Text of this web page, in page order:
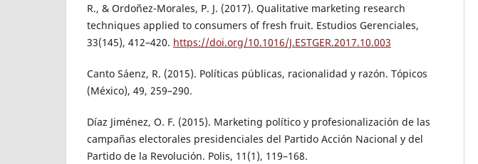
R., & Ordoñez-Morales, P. J. (2017). Qualitative marketing research
techniques applied to consumers of fresh fruit. Estudios Gerenciales,
33(145), 412–420. https://doi.org/10.1016/J.ESTGER.2017.10.003
Canto Sáenz, R. (2015). Políticas públicas, racionalidad y razón. Tópicos
(México), 49, 259–290.
Díaz Jiménez, O. F. (2015). Marketing político y profesionalización de las
campañas electorales presidenciales del Partido Acción Nacional y del
Partido de la Revolución. Polis, 11(1), 119–168.